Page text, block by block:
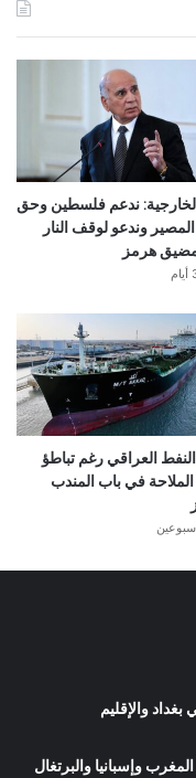
ندعم فلسطين وحق
وندعو لوقف النار
هرمز
العراقي رغم تباطؤ
في باب المندب
والإقليم